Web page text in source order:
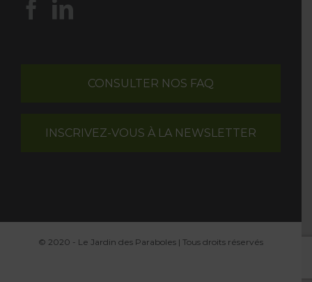
CONSULTER NOS FAQ
INSCRIVEZ-VOUS À LA NEWSLETTER
© 2020 - Le Jardin des Paraboles | Tous droits réservés